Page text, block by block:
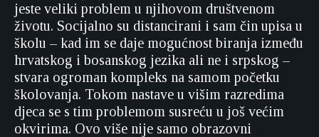
jeste veliki problem u njihovom društvenom
životu. Socijalno su distancirani i sam čin upisa u
školu – kad im se daje mogućnost biranja između
hrvatskog i bosanskog jezika ali ne i srpskog –
stvara ogroman kompleks na samom početku
školovanja. Tokom nastave u višim razredima
djeca se s tim problemom susreću u još većim
okvirima. Ovo više nije samo obrazovni